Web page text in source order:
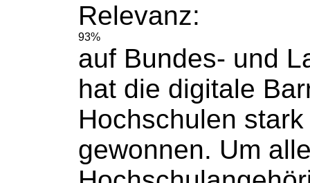
Relevanz:
93%
auf Bundes- und
hat die digitale
Hochschulen
gewonnen. Um